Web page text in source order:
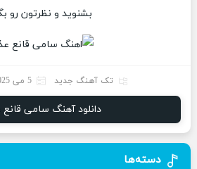
بشنوید و نظرتون رو
تک آهنگ جدید 5 می 2025
دانلود آهنگ سامی
دسته‌ها